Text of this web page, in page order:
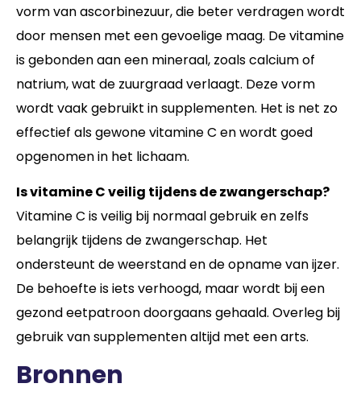
vorm van ascorbinezuur, die beter verdragen wordt
door mensen met een gevoelige maag. De vitamine
is gebonden aan een mineraal, zoals calcium of
natrium, wat de zuurgraad verlaagt. Deze vorm
wordt vaak gebruikt in supplementen. Het is net zo
effectief als gewone vitamine C en wordt goed
opgenomen in het lichaam.
Is vitamine C veilig tijdens de zwangerschap?
Vitamine C is veilig bij normaal gebruik en zelfs
belangrijk tijdens de zwangerschap. Het
ondersteunt de weerstand en de opname van ijzer.
De behoefte is iets verhoogd, maar wordt bij een
gezond eetpatroon doorgaans gehaald. Overleg bij
gebruik van supplementen altijd met een arts.
Bronnen